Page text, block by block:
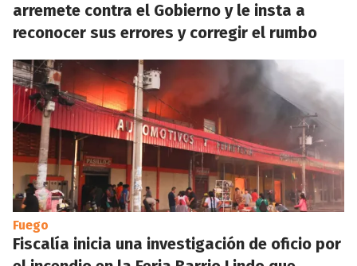
arremete contra el Gobierno y le insta a
reconocer sus errores y corregir el rumbo
Fuego
Fiscalía inicia una investigación de oficio por